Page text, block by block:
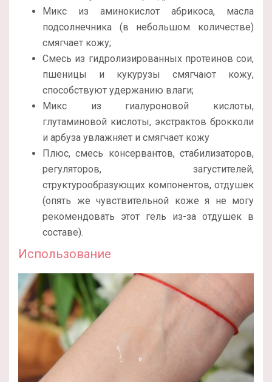
Микс из аминокислот абрикоса, масла
подсолнечника (в небольшом количестве)
смягчает кожу;
Смесь из гидролизированных протеинов сои,
пшеницы и кукурузы смягчают кожу,
способствуют удержанию влаги;
Микс из гиалуроновой кислоты,
глутаминовой кислоты, экстрактов брокколи
и арбуза увлажняет и смягчает кожу
Плюс, смесь консервантов, стабилизаторов,
регуляторов, загустителей,
структурообразующих компонентов, отдушек
(опять же чувствительной коже я не могу
рекомендовать этот гель из-за отдушек в
составе).
Использование